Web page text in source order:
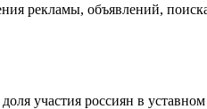
рекламы, объявлений,
участия россиян в уставном